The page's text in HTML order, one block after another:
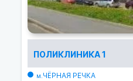
ПОЛИКЛИНИКА 1
м.ЧЁРНАЯ РЕЧКА